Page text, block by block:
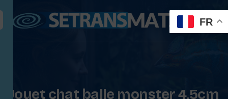
Jouet chat balle monster 4,5cm
FR